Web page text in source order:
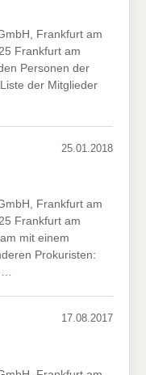
Frankfurt am
Frankfurt am
Personen der
der Mitglieder
25.01.2018
Frankfurt am
Frankfurt am
mit einem
Prokuristen:
…
17.08.2017